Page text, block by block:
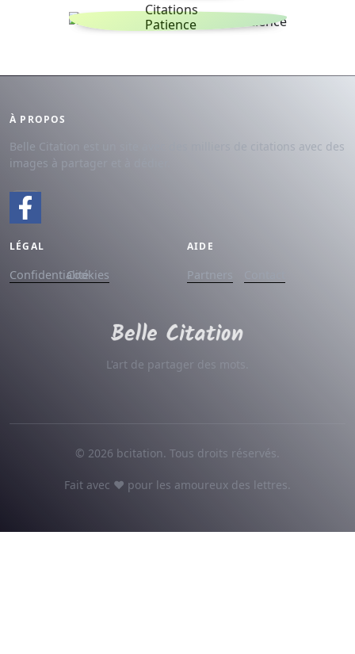
Citations
Patience
À PROPOS
Belle Citation est un site avec des milliers de citations avec des
images à partager et à dédier.
LÉGAL
ConfidentialitéCookies
AIDE
Partners
L'art de partager des mots.
© 2026 bcitation. Tous droits réservés.
Fait avec ♥ pour les amoureux des lettres.